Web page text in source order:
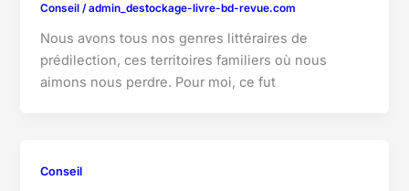
Conseil /admin_destockage-livre-bd-revue.com
Nous avons tous nos genres littéraires de
prédilection, ces territoires familiers où nous
aimons nous perdre. Pour moi, ce fut
Conseil